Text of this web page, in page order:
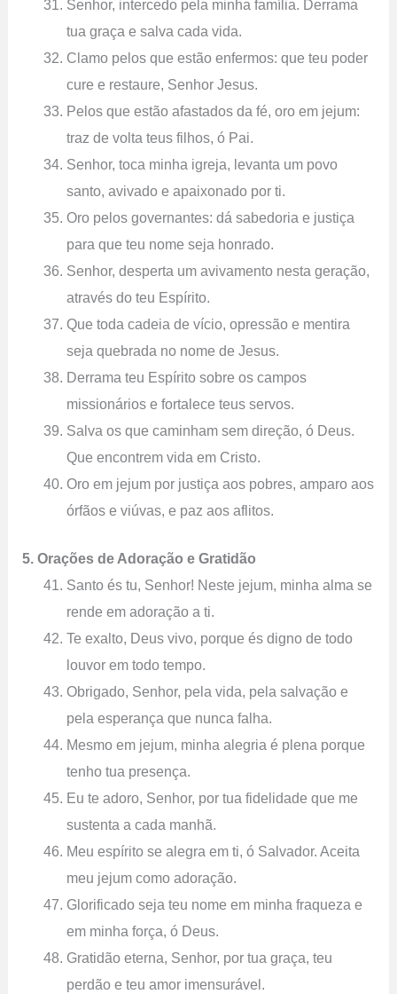
Senhor, intercedo pela minha família. Derrama
tua graça e salva cada vida.
Clamo pelos que estão enfermos: que teu poder
cure e restaure, Senhor Jesus.
Pelos que estão afastados da fé, oro em jejum:
traz de volta teus filhos, ó Pai.
Senhor, toca minha igreja, levanta um povo
santo, avivado e apaixonado por ti.
Oro pelos governantes: dá sabedoria e justiça
para que teu nome seja honrado.
Senhor, desperta um avivamento nesta geração,
através do teu Espírito.
Que toda cadeia de vício, opressão e mentira
seja quebrada no nome de Jesus.
Derrama teu Espírito sobre os campos
missionários e fortalece teus servos.
Salva os que caminham sem direção, ó Deus.
Que encontrem vida em Cristo.
Oro em jejum por justiça aos pobres, amparo aos
órfãos e viúvas, e paz aos aflitos.
5. Orações de Adoração e Gratidão
Santo és tu, Senhor! Neste jejum, minha alma se
rende em adoração a ti.
Te exalto, Deus vivo, porque és digno de todo
louvor em todo tempo.
Obrigado, Senhor, pela vida, pela salvação e
pela esperança que nunca falha.
Mesmo em jejum, minha alegria é plena porque
tenho tua presença.
Eu te adoro, Senhor, por tua fidelidade que me
sustenta a cada manhã.
Meu espírito se alegra em ti, ó Salvador. Aceita
meu jejum como adoração.
Glorificado seja teu nome em minha fraqueza e
em minha força, ó Deus.
Gratidão eterna, Senhor, por tua graça, teu
perdão e teu amor imensurável.